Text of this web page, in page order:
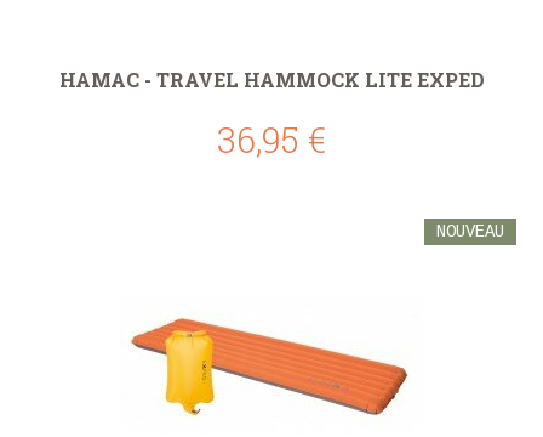
HAMAC - TRAVEL HAMMOCK LITE EXPED
36,95 €
NOUVEAU